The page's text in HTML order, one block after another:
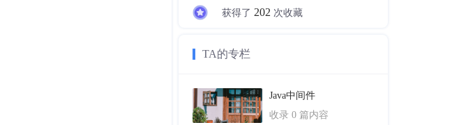
获得了 202 次收藏
TA的专栏
Java中间件
收录 0 篇内容